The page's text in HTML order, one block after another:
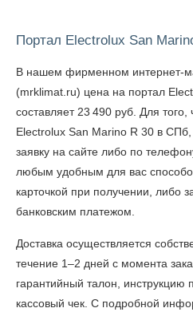
Портал Electrolux San
В нашем фирменном интернет-
(mrklimat.ru) цена на портал
составляет 23 490 руб. Для того,
Electrolux San Marino R 30 в СПб
заявку на сайте либо по
любым удобным для вас
карточкой при получении, либо
банковским платежом.
Доставка осуществляется
течение 1–2 дней с момента
гарантийный талон, инструкцию
кассовый чек. С подробной